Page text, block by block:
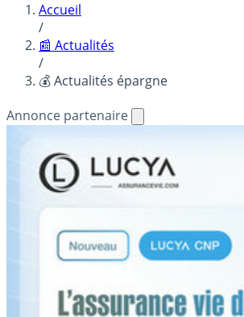
Accueil
/
📰 Actualités
/
💰 Actualités épargne
Annonce partenaire